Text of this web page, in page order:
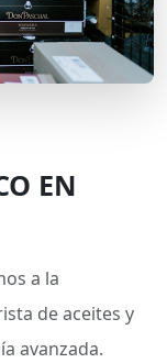
EN
a la
de aceites y
avanzada.